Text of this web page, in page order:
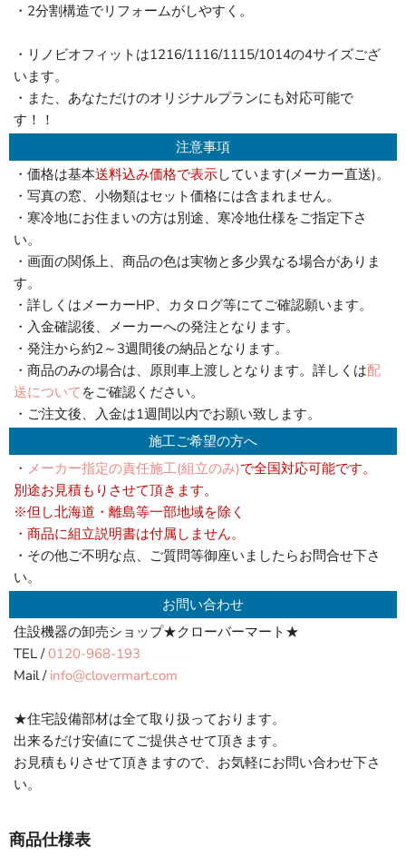
・2分割構造でリフォームがしやすく。
・リノビオフィットは1216/1116/1115/1014の4サイズござ
います。
・また、あなただけのオリジナルプランにも対応可能で
す！！
注意事項
・価格は基本送料込み価格で表示しています(メーカー直送)。
・写真の窓、小物類はセット価格には含まれません。
・寒冷地にお住まいの方は別途、寒冷地仕様をご指定下さ
い。
・画面の関係上、商品の色は実物と多少異なる場合がありま
す。
・詳しくはメーカーHP、カタログ等にてご確認願います。
・入金確認後、メーカーへの発注となります。
・発注から約2～3週間後の納品となります。
・商品のみの場合は、原則車上渡しとなります。詳しくは配
送について をご確認ください。
・ご注文後、入金は1週間以内でお願い致します。
施工ご希望の方へ
・ メーカー指定の責任施工(組立のみ)で全国対応可能です。
別途お見積もりさせて頂きます。
※但し北海道・離島等一部地域を除く
・商品に組立説明書は付属しません。
・その他ご不明な点、ご質問等御座いましたらお問合せ下さ
い。
お問い合わせ
住設機器の卸売ショップ★クローバーマート★
TEL /0120-968-193
Mail / info@clovermart.com
★住宅設備部材は全て取り扱っております。
出来るだけ安値にてご提供させて頂きます。
お見積もりさせて頂きますので、お気軽にお問い合わせ下さ
い。
商品仕様表